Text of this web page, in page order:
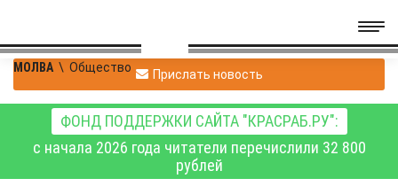
МОЛВА \ Общество Прислать новость
ФОНД ПОДДЕРЖКИ САЙТА "КРАСРАБ.РУ":
с начала 2026 года читатели перечислили 32 800
рублей